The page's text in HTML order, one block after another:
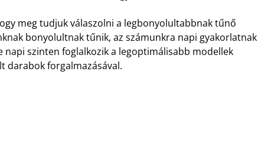
meg tudjuk válaszolni a legbonyolultabbnak tűnő
bonyolultnak tűnik, az számunkra napi gyakorlatnak
napi szinten foglalkozik a legoptimálisabb modellek
darabok forgalmazásával.